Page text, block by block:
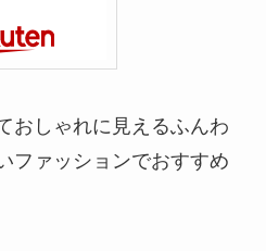
おしゃれに見えるふんわ
ファッションでおすすめ